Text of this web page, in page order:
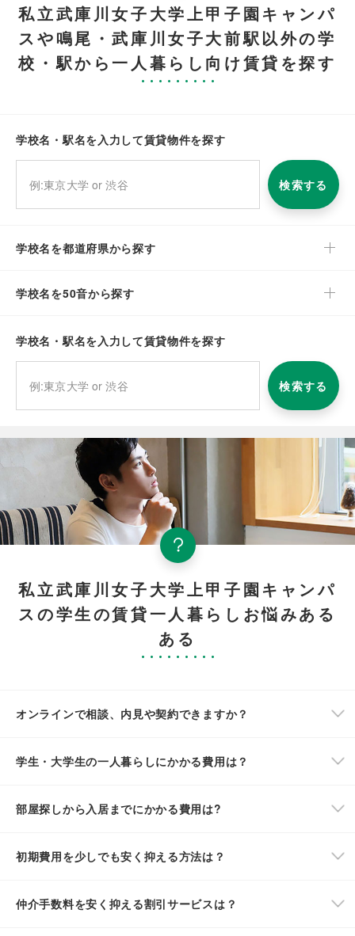
私立武庫川女子大学上甲子園キャンパ
スや鳴尾・武庫川女子大前駅以外の学
校・駅から一人暮らし向け賃貸を探す
学校名・駅名を入力して賃貸物件を探す
検索する
学校名を都道府県から探す
学校名を50音から探す
学校名・駅名を入力して賃貸物件を探す
検索する
私立武庫川女子大学上甲子園キャンパ
スの学生の賃貸一人暮らしお悩みある
ある
オンラインで相談、内見や契約できますか？
学生・大学生の一人暮らしにかかる費用は？
部屋探しから入居までにかかる費用は?
初期費用を少しでも安く抑える方法は？
仲介手数料を安く抑える割引サービスは？